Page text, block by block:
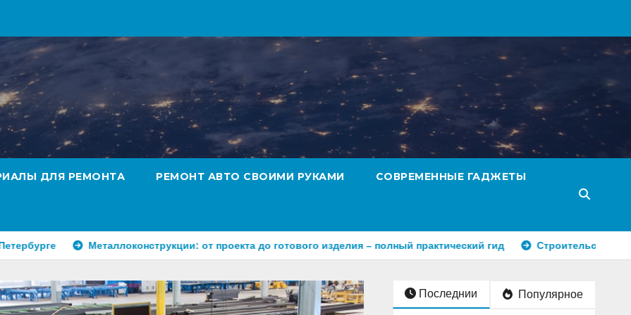
ДЛЯ РЕМОНТА РЕМОНТ АВТО СВОИМИ РУКАМИ СОВРЕМЕННЫЕ ГАДЖЕТЫ
Металлоконструкции: от проекта до готового изделия – полный практический гид Строительство под ключ:
Последнии Популярное